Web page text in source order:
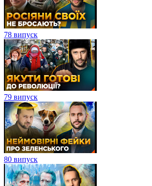
78 випуск
79 випуск
80 випуск